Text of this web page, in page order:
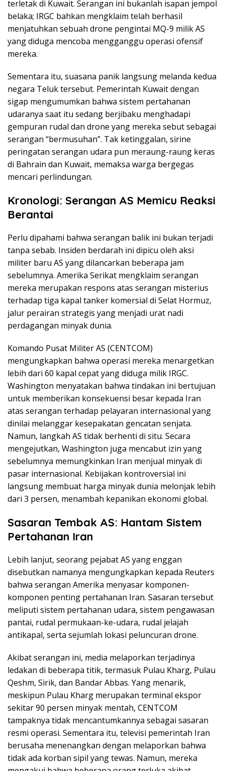
terletak di Kuwait. Serangan ini bukanlah isapan jempol
belaka; IRGC bahkan mengklaim telah berhasil
menjatuhkan sebuah drone pengintai MQ-9 milik AS
yang diduga mencoba mengganggu operasi ofensif
mereka.
Sementara itu, suasana panik langsung melanda kedua
negara Teluk tersebut. Pemerintah Kuwait dengan
sigap mengumumkan bahwa sistem pertahanan
udaranya saat itu sedang berjibaku menghadapi
gempuran rudal dan drone yang mereka sebut sebagai
serangan “bermusuhan”. Tak ketinggalan, sirine
peringatan serangan udara pun meraung-raung keras
di Bahrain dan Kuwait, memaksa warga bergegas
mencari perlindungan.
Kronologi: Serangan AS Memicu Reaksi
Berantai
Perlu dipahami bahwa serangan balik ini bukan terjadi
tanpa sebab. Insiden berdarah ini dipicu oleh aksi
militer baru AS yang dilancarkan beberapa jam
sebelumnya. Amerika Serikat mengklaim serangan
mereka merupakan respons atas serangan misterius
terhadap tiga kapal tanker komersial di Selat Hormuz,
jalur perairan strategis yang menjadi urat nadi
perdagangan minyak dunia.
Komando Pusat Militer AS (CENTCOM)
mengungkapkan bahwa operasi mereka menargetkan
lebih dari 60 kapal cepat yang diduga milik IRGC.
Washington menyatakan bahwa tindakan ini bertujuan
untuk memberikan konsekuensi besar kepada Iran
atas serangan terhadap pelayaran internasional yang
dinilai melanggar kesepakatan gencatan senjata.
Namun, langkah AS tidak berhenti di situ. Secara
mengejutkan, Washington juga mencabut izin yang
sebelumnya memungkinkan Iran menjual minyak di
pasar internasional. Kebijakan kontroversial ini
langsung membuat harga minyak dunia melonjak lebih
dari 3 persen, menambah kepanikan ekonomi global.
Sasaran Tembak AS: Hantam Sistem
Pertahanan Iran
Lebih lanjut, seorang pejabat AS yang enggan
disebutkan namanya mengungkapkan kepada Reuters
bahwa serangan Amerika menyasar komponen-
komponen penting pertahanan Iran. Sasaran tersebut
meliputi sistem pertahanan udara, sistem pengawasan
pantai, rudal permukaan-ke-udara, rudal jelajah
antikapal, serta sejumlah lokasi peluncuran drone.
Akibat serangan ini, media melaporkan terjadinya
ledakan di beberapa titik, termasuk Pulau Kharg, Pulau
Qeshm, Sirik, dan Bandar Abbas. Yang menarik,
meskipun Pulau Kharg merupakan terminal ekspor
sekitar 90 persen minyak mentah, CENTCOM
tampaknya tidak mencantumkannya sebagai sasaran
resmi operasi. Sementara itu, televisi pemerintah Iran
berusaha menenangkan dengan melaporkan bahwa
tidak ada korban sipil yang tewas. Namun, mereka